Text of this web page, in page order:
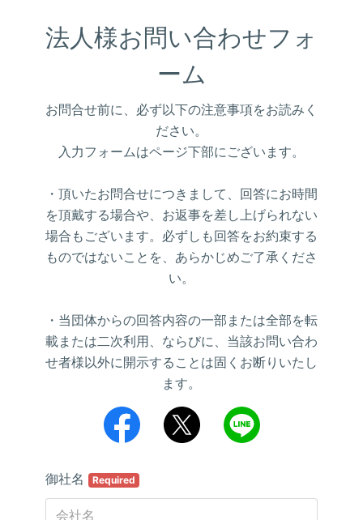
法人様お問い合わせフォ
ーム
お問合せ前に、必ず以下の注意事項をお読みく
ださい。
入力フォームはページ下部にございます。
・頂いたお問合せにつきまして、回答にお時間
を頂戴する場合や、お返事を差し上げられない
場合もございます。必ずしも回答をお約束する
ものではないことを、あらかじめご了承くださ
い。
・当団体からの回答内容の一部または全部を転
載または二次利用、ならびに、当該お問い合わ
せ者様以外に開示することは固くお断りいたし
ます。
御社名 Required